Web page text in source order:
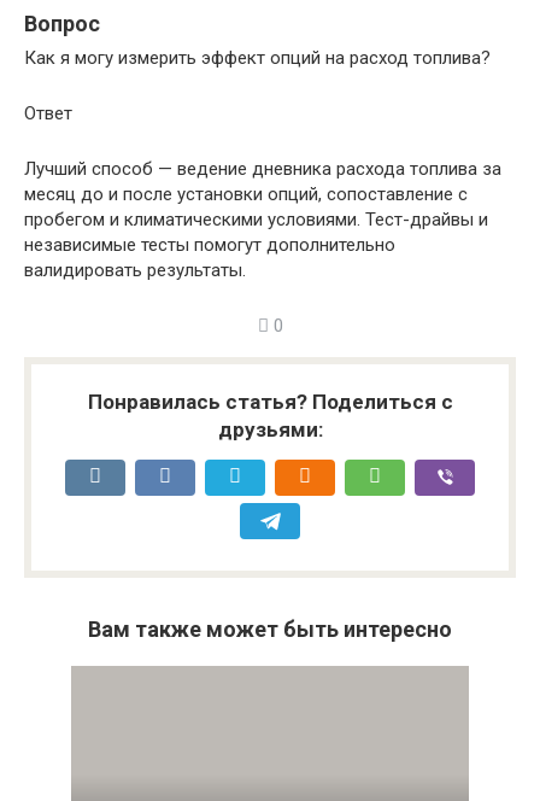
Вопрос
Как я могу измерить эффект опций на расход топлива?
Ответ
Лучший способ — ведение дневника расхода топлива за
месяц до и после установки опций, сопоставление с
пробегом и климатическими условиями. Тест-драйвы и
независимые тесты помогут дополнительно
валидировать результаты.
0
Понравилась статья? Поделиться с
друзьями:
Вам также может быть интересно